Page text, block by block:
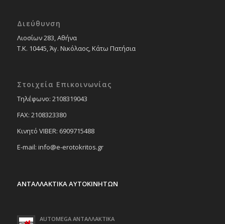
Διεύθυνση
Λιοσίων 283, Αθήνα
Τ.Κ. 10445, Άγ. Νικόλαος, Κάτω Πατήσια
Στοιχεία Επικοινωνίας
Tηλέφωνο: 2108319043
FAX: 2108323380
Κινητό VIBER: 6909715488
E-mail: info@e-erotokritos.gr
ΑΝΤΑΛΛΑΚΤΙΚΑ ΑΥΤΟΚΙΝΗΤΩΝ
AUTOMEGA ΑΝΤΑΛΛΑΚΤΙΚΑ